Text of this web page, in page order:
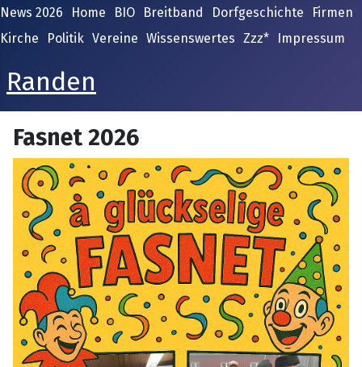
News 2026 Home BIO Breitband Dorfgeschichte
Firmen
Kirche
Politik Vereine Wissenswertes Zzz* Impressum
Randen
Fasnet 2026